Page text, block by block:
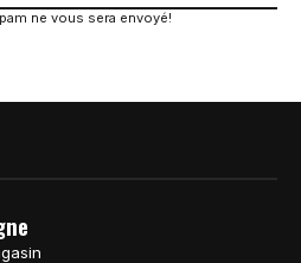
ne vous sera envoyé!